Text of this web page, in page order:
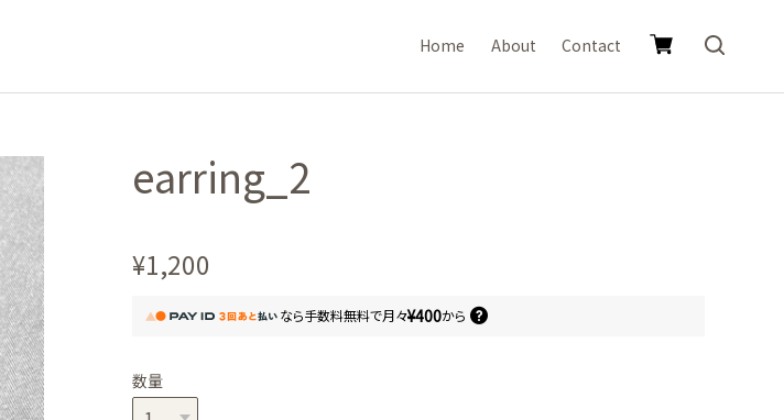
Home About Contact
earring_2
¥1,200
なら手数料無料で月々¥400から
数量